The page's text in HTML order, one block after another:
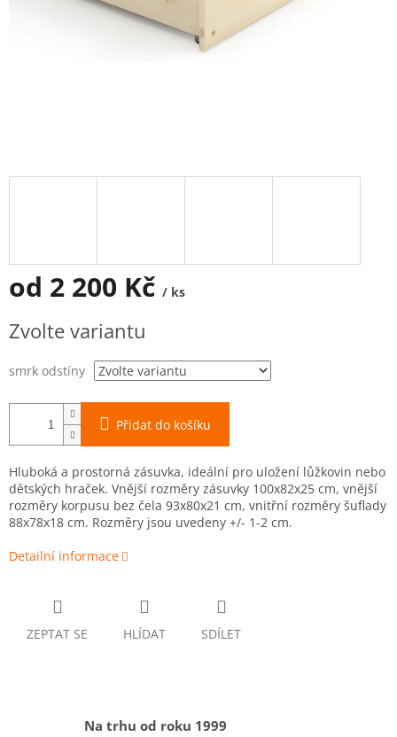
od 2 200 Kč / ks
cena:
Zvolte variantu
smrk odstíny
Přidat do košíku
Hluboká a prostorná zásuvka, ideální pro uložení lůžkovin nebo
dětských hraček. Vnější rozměry zásuvky 100x82x25 cm, vnější
rozměry korpusu bez čela 93x80x21 cm, vnitřní rozměry šuflady
88x78x18 cm. Rozměry jsou uvedeny +/- 1-2 cm.
Detailní informace
ZEPTAT SE HLÍDAT SDÍLET
Na trhu od roku 1999